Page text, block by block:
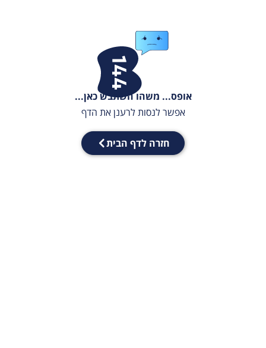
אופס... משהו השתבש כאן...
אפשר לנסות לרענן את הדף
חזרה לדף הבית